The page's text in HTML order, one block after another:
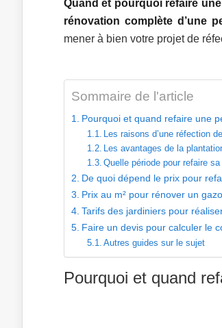
Quand et pourquoi refaire
rénovation complète d’une
mener à bien votre projet de
Sommaire de l'article
Pourquoi et quand refaire une
Les raisons d’une réfection
Les avantages de la
Quelle période pour refaire
De quoi dépend le prix pour
Prix au m² pour rénover un
Tarifs des jardiniers pour
Faire un devis pour calculer le
Autres guides sur le sujet
Pourquoi et quand